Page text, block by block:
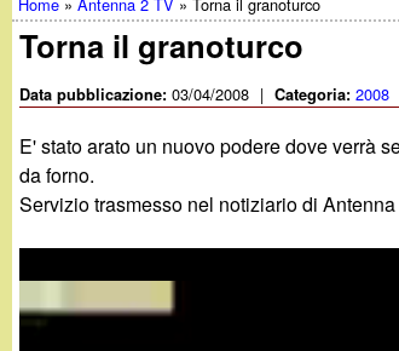
w
w
.
g
a
n
Tu
sei
qui
Home »Antenna 2 TV »Torna il granoturco
Torna il granoturco
Data pubblicazione:03/04/2008 | Categoria:2008
E' stato arato un nuovo podere dove verrà
da forno.
Servizio trasmesso nel notiziario di